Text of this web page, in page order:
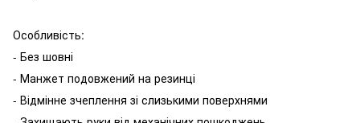
Особливість:
- Без шовні
- Манжет подовжений на резинці
- Відмінне зчеплення зі слизькими поверхнями